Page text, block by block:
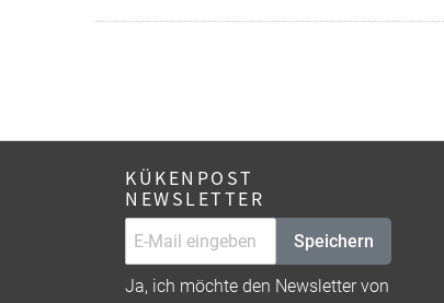
KÜKENPOST
NEWSLETTER
Speichern
Ja, ich möchte den Newsletter von